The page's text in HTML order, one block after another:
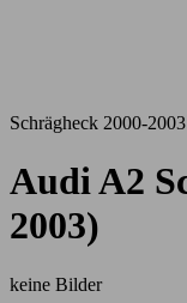
Schrägheck 2000-2003
Audi A2
2003)
keine Bilder